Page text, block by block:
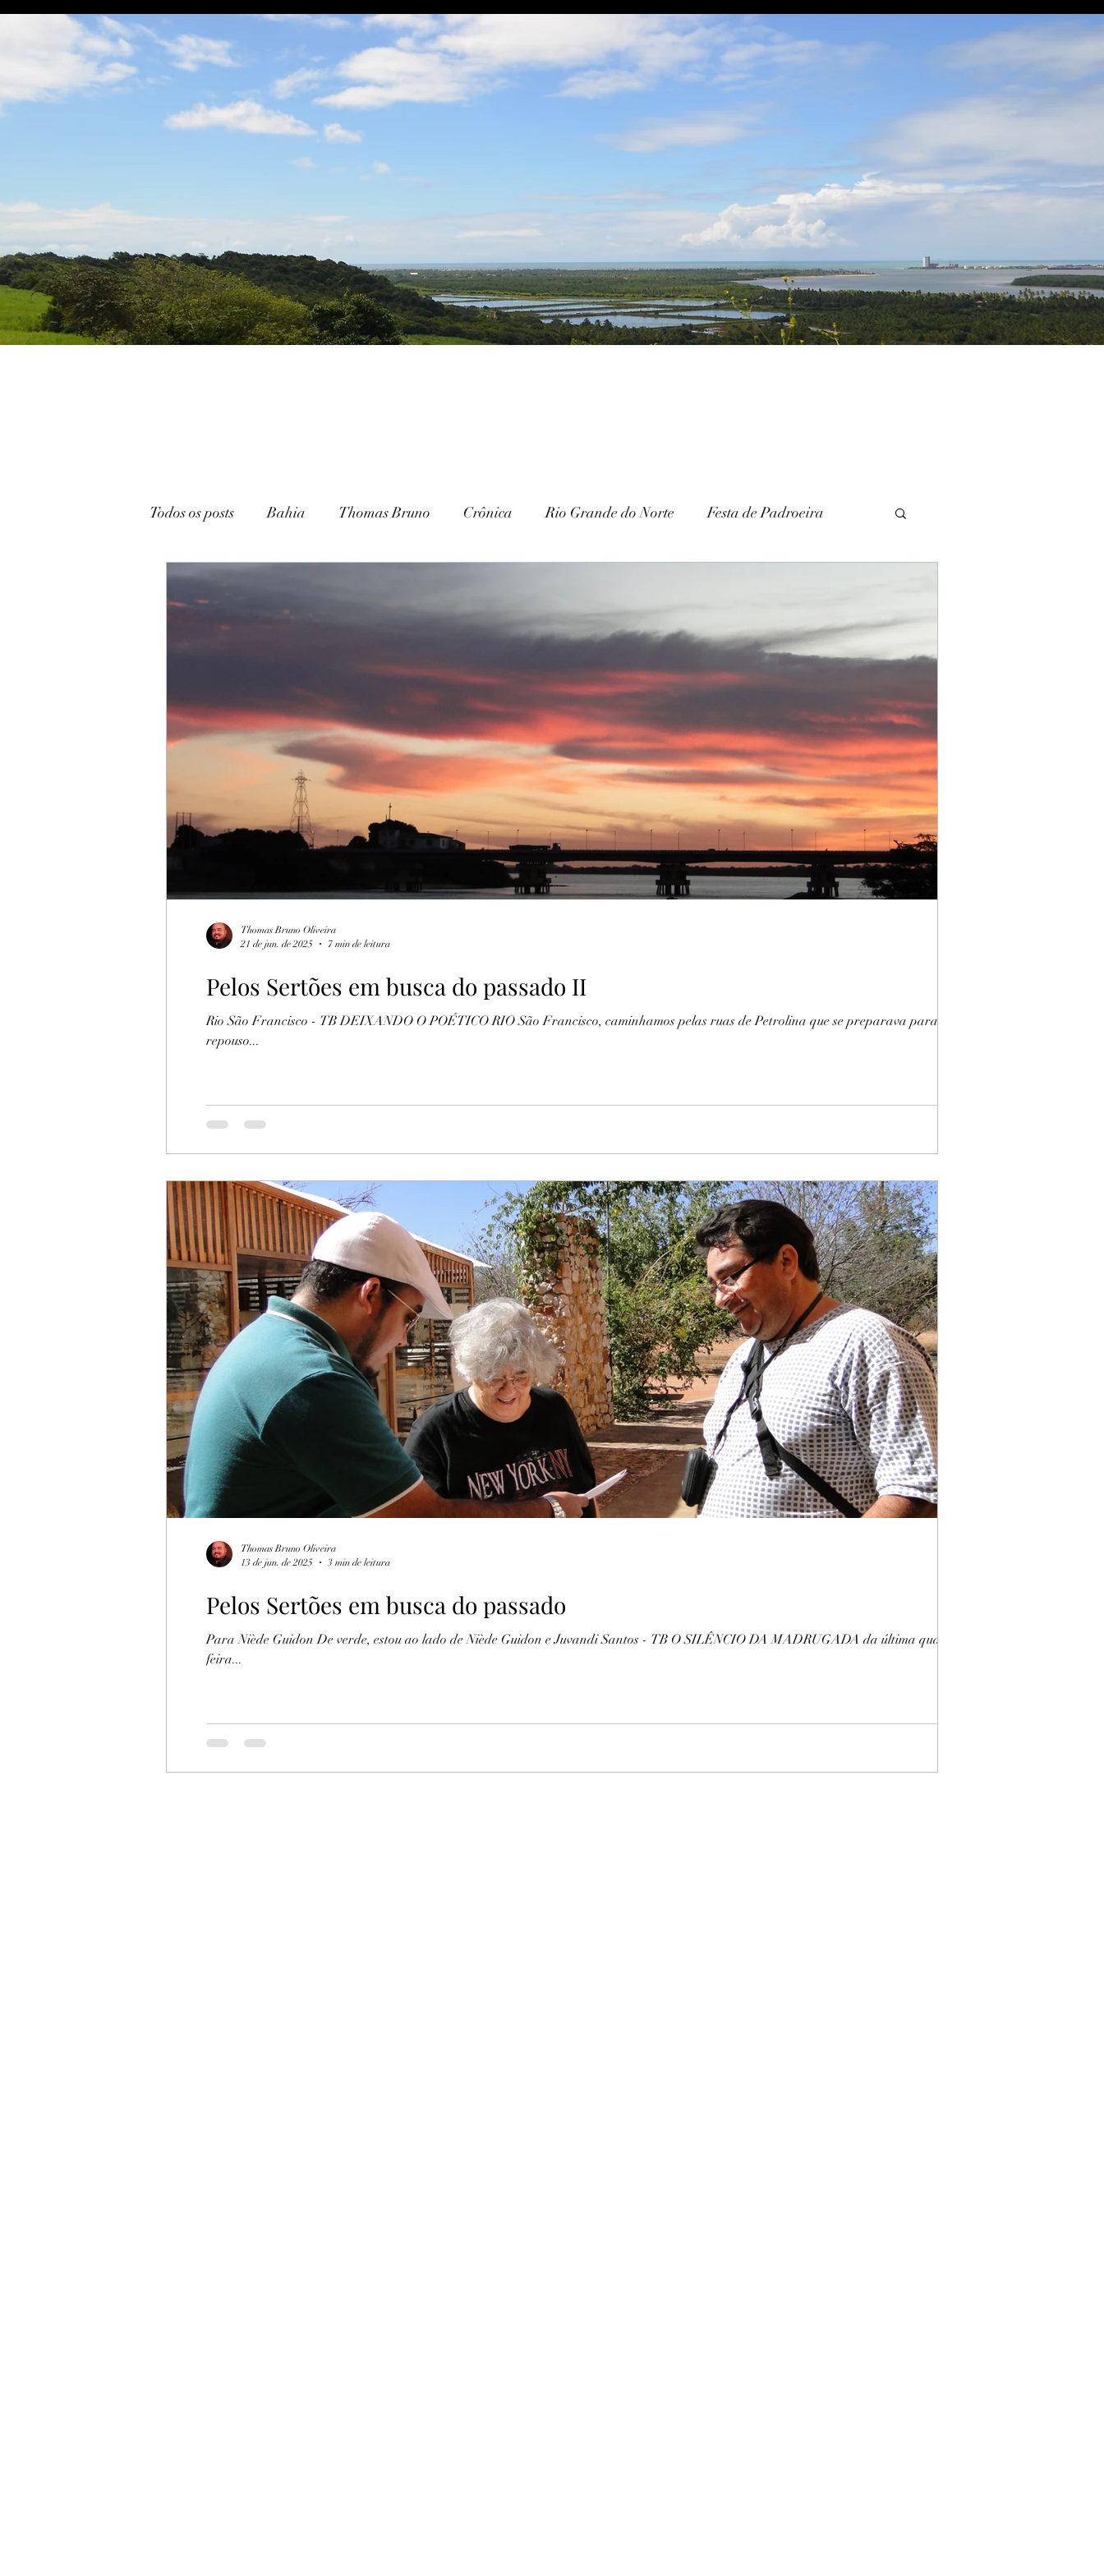
Todos os posts Bahia Thomas Bruno Crônica Rio Grande do Norte Festa de Padroeira
João Pessoa
Cariri Serra Branca IHGSB
Campina Grande Arqueologia Galante
Turismo Rural Botija Lendas Fotografia Marinha Recife
Pelos Sertões em busca do passado II
Rio São Francisco - TB DEIXANDO O POÉTICO RIO São Francisco, caminhamos pelas ruas de Petrolina que se preparava para o
repouso...
Thomas Bruno Oliveira
21 de jun. de 2025
7 min de leitura
Pelos Sertões em busca do passado
Para Niède Guidon De verde, estou ao lado de Niède Guidon e Juvandi Santos - TB O SILÊNCIO DA MADRUGADA da última quarta-
feira...
Thomas Bruno Oliveira
13 de jun. de 2025
3 min de leitura